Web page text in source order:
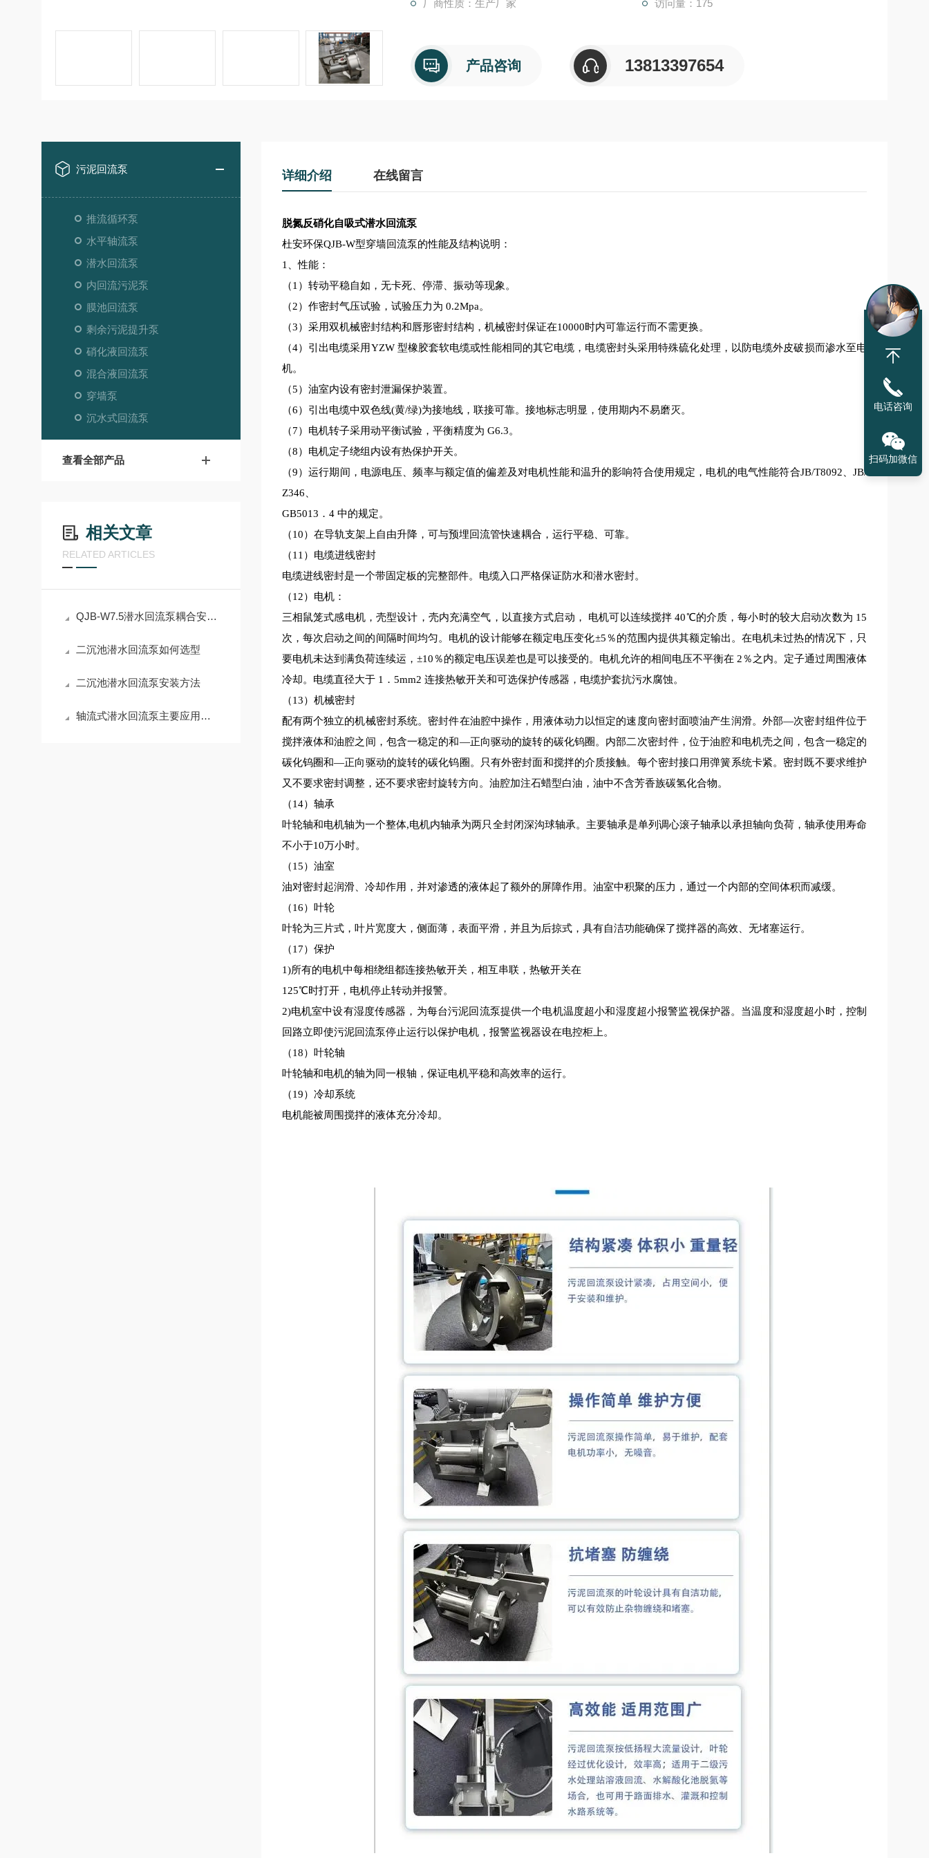
厂商性质：生产厂家 访问量：175
产品咨询 13813397654
污泥回流泵
推流循环泵
水平轴流泵
潜水回流泵
内回流污泥泵
膜池回流泵
剩余污泥提升泵
硝化液回流泵
混合液回流泵
穿墙泵
沉水式回流泵
查看全部产品
相关文章
RELATED ARTICLES
QJB-W7.5潜水回流泵耦合安装及注意事项
二沉池潜水回流泵如何选型
二沉池潜水回流泵安装方法
轴流式潜水回流泵主要应用场景有哪些
详细介绍 在线留言
脱氮反硝化自吸式潜水回流泵
杜安环保QJB-W型穿墙回流泵的性能及结构说明：
1、性能：
（1）转动平稳自如，无卡死、停滞、振动等现象。
（2）作密封气压试验，试验压力为 0.2Mpa。
（3）采用双机械密封结构和唇形密封结构，机械密封保证在10000时内可靠运行而不需更换。
（4）引出电缆采用YZW 型橡胶套软电缆或性能相同的其它电缆，电缆密封头采用特殊硫化处理，以防电缆外皮破损而渗水至电
机。
（5）油室内设有密封泄漏保护装置。
（6）引出电缆中双色线(黄/绿)为接地线，联接可靠。接地标志明显，使用期内不易磨灭。
（7）电机转子采用动平衡试验，平衡精度为 G6.3。
（8）电机定子绕组内设有热保护开关。
（9）运行期间，电源电压、频率与额定值的偏差及对电机性能和温升的影响符合使用规定，电机的电气性能符合JB/T8092、JB/
Z346、
GB5013．4 中的规定。
（10）在导轨支架上自由升降，可与预埋回流管快速耦合，运行平稳、可靠。
（1 1 ）电缆进线密封
电缆进线密封是一个带固定板的完整部件。电缆入口严格保证防水和潜水密封。
（1 2）电机：
三相鼠笼式感电机，壳型设计，壳内充满空气，以直接方式启动，
电机可以连续搅拌 40℃的介质，每小时的较大启动次数为 15
次，每次启动之间的间隔时间均匀。电机的设计能够在额定电压变化±5％的范围内提供其额定输出。在电机未过热的情况下，只
要电机未达到满负荷连续运，±10％的额定电压误差也是可以接受的。电机允许的相间电压不平衡在 2％之内。定子通过周围液体
冷却。电缆直径大于 1．5mm2 连接热敏开关和可选保护传感器，电缆护套抗污水腐蚀。
（13）机械密封
配有两个独立的机械密封系统。密封件在油腔中操作，用液体动力以恒定的速度向密封面喷油产生润滑。外部—次密封组件位于
搅拌液体和油腔之间，包含一稳定的和—正向驱动的旋转的碳化钨圈。内部二次密封件，位于油腔和电机壳之间，包含一稳定的
碳化钨圈和—正向驱动的旋转的碳化钨圈。只有外密封面和搅拌的介质接触。每个密封接口用弹簧系统卡紧。密封既不要求维护
又不要求密封调整，还不要求密封旋转方向。油腔加注石蜡型白油，油中不含芳香族碳氢化合物。
（14）轴承
叶轮轴和电机轴为一个整体,电机内轴承为两只全封闭深沟球轴承。主要轴承是单列调心滚子轴承以承担轴向负荷，轴承使用寿命
不小于10万小时。
（15）油室
油对密封起润滑、冷却作用，并对渗透的液体起了额外的屏障作用。油室中积聚的压力，通过一个内部的空间体积而减缓。
（16）叶轮
叶轮为三片式，叶片宽度大，侧面薄，表面平滑，并且为后掠式，具有自洁功能确保了搅拌器的高效、无堵塞运行。
（1 7）保护
1)所有的电机中每相绕组都连接热敏开关，相互串联，热敏开关在
125℃时打开，电机停止转动并报警。
2)电机室中设有湿度传感器，为每台污泥回流泵提供一个电机温度超小和湿度超小报警监视保护器。当温度和湿度超小时，控制
回路立即使污泥回流泵停止运行以保护电机，报警监视器设在电控柜上。
（18）叶轮轴
叶轮轴和电机的轴为同一根轴，保证电机平稳和高效率的运行。
（19）冷却系统
电机能被周围搅拌的液体充分冷却。
电话咨询
扫码加微信